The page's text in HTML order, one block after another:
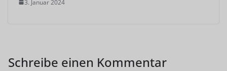
3. Januar 2024
Schreibe einen Kommentar